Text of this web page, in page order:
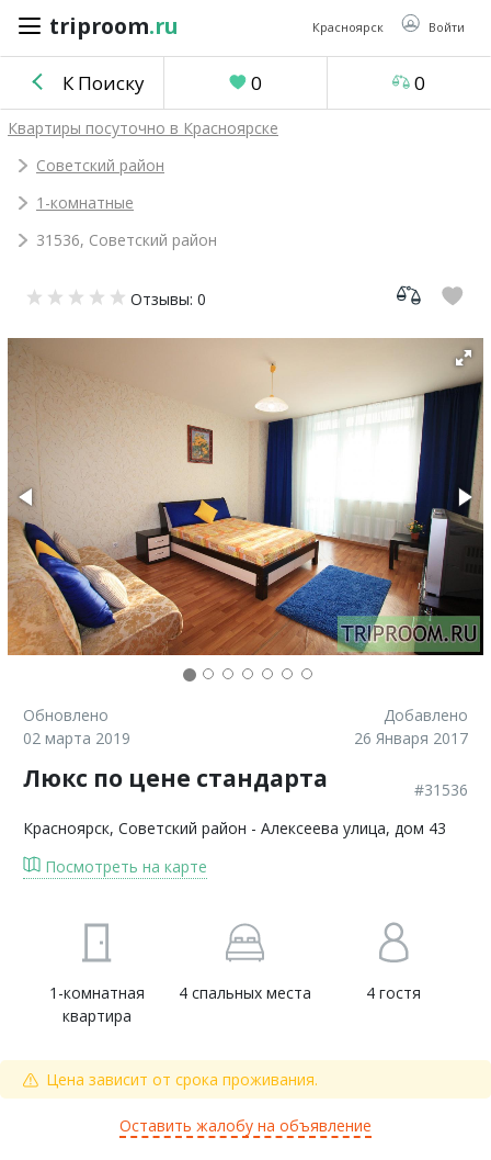
triproom.ru Красноярск Войти
triproom .ru
Российский
Войти / Зарегистрироваться
объявление
0
Сравнение
0
К Поиску 0 0
Квартиры посуточно в Красноярске
Советский район
1-комнатные
31536, Советский район
Отзывы: 0
Обновлено
02 марта 2019
Добавлено
26 Января 2017
Люкс по цене стандарта
#31536
Красноярск, Советский район - Алексеева улица, дом 43
Посмотреть на карте
1-комнатная
квартира
4 спальных места 4 гостя
Цена зависит от срока проживания.
Оставить жалобу на объявление